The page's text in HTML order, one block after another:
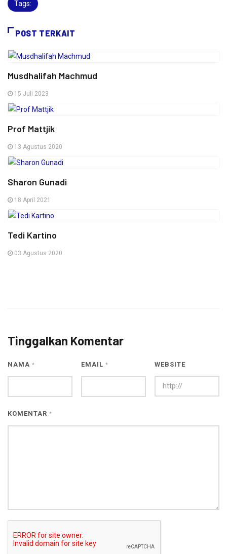
Tags:
POST TERKAIT
Musdhalifah Machmud
15 Juli 2023
Prof Mattjik
13 Agustus 2020
Sharon Gunadi
18 April 2021
Tedi Kartino
03 Agustus 2020
Tinggalkan Komentar
NAMA * EMAIL * WEBSITE
KOMENTAR *